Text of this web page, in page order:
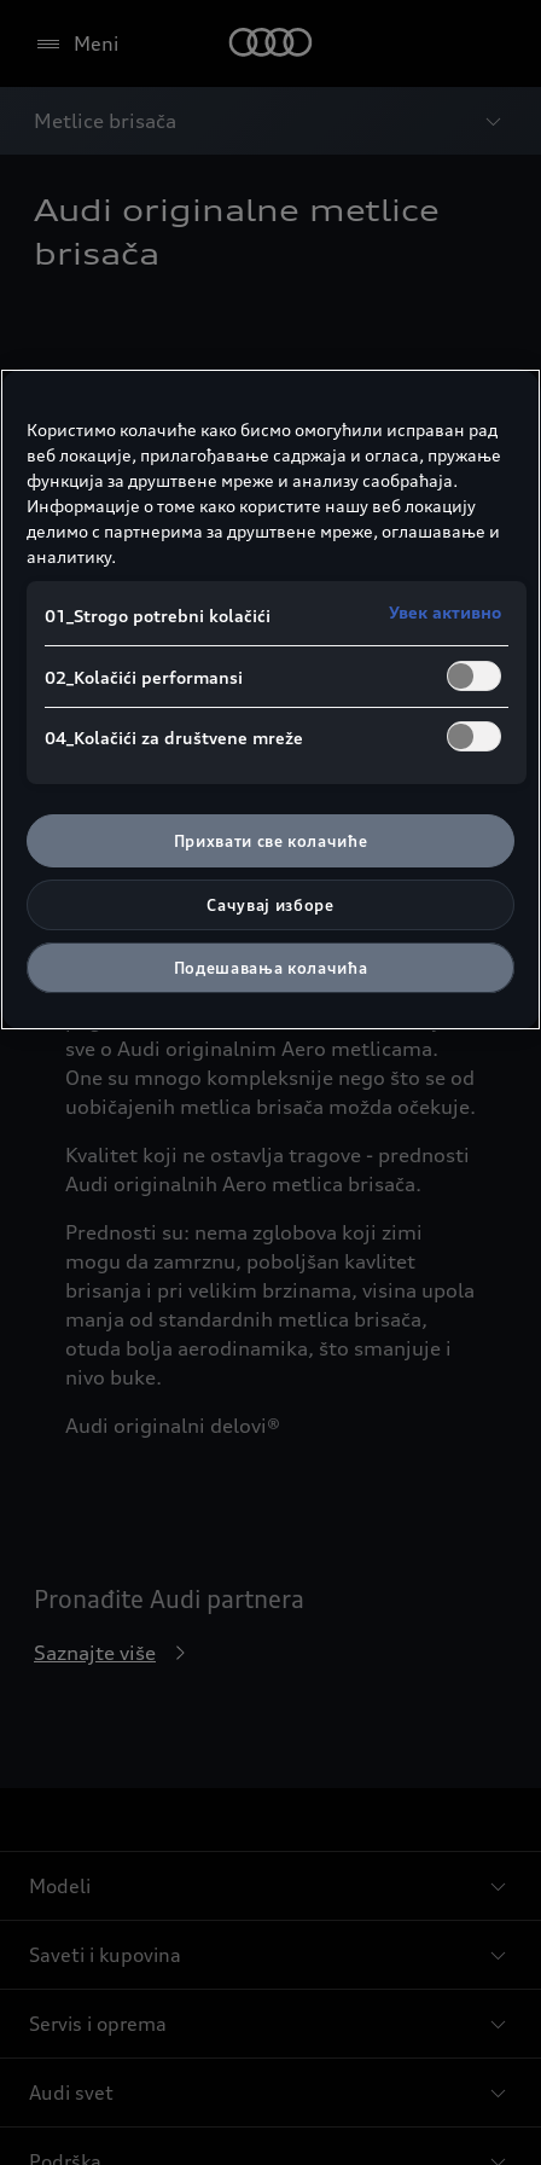
Meni
Metlice brisača
Audi originalne metlice
brisača
Često se dešava da se se izgubi
preglednost. A kako ne biste izgubili i
sve o Audi originalnim Aero metlicama.
One su mnogo kompleksnije nego što se od
uobičajenih metlica brisača možda očekuje.
Kvalitet koji ne ostavlja tragove - prednosti
Audi originalnih Aero metlica brisača.
Prednosti su: nema zglobova koji zimi
mogu da zamrznu, poboljšan kavlitet
brisanja i pri velikim brzinama, visina upola
manja od standardnih metlica brisača,
otuda bolja aerodinamika, što smanjuje i
nivo buke.
Audi originalni delovi®
Pronađite Audi partnera
Saznajte više
Modeli
Saveti i kupovina
Servis i oprema
Audi svet
Користимо колачиће како бисмо омогућили исправан рад
веб локације, прилагођавање садржаја и огласа, пружање
функција за друштвене мреже и анализу саобраћаја.
Информације о томе како користите нашу веб локацију
делимо с партнерима за друштвене мреже, оглашавање и
аналитику.
01_Strogo potrebni kolačići Увек активно
02_Kolačići performansi
04_Kolačići za društvene mreže
Прихвати све колачиће
Сачувај изборе
Подешавања колачића